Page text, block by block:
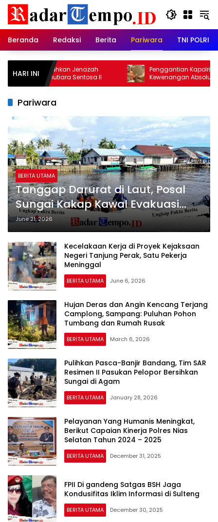
Skip
content
Beranda
Redaksi Berita Pariwara TNI POLRI
HARI INI
Serahkan Jenazah
Mutiara Sentosa II
Penggantian Kapolri Merupakan
Kewenangan Absolut Presiden, Prof
Juanda: Jangan Sampai
Pariwara
BERITA UTAMA
Tanggap Darurat di Laut, Posal
Sungai Kakap Kawal Evakuasi
Korban Kecelakaan Kapal
June 21, 2026
Kecelakaan Kerja di Proyek Kejaksaan
Negeri Tanjung Perak, Satu Pekerja
Meninggal
BERITA UTAMA June 6, 2026
Hujan Deras dan Angin Kencang Terjang
Camplong, Sampang: Puluhan Pohon
Tumbang dan Rumah Rusak
BERITA UTAMA March 6, 2026
Pulihkan Pasca-Banjir Bandang, Tim SAR
Resimen II Pasukan Pelopor Bersihkan
Sungai di Agam
BERITA UTAMA January 28, 2026
Pelayanan Yang Humanis Meningkat,
Berikut Capaian Kinerja Polres Nias
Selatan Tahun 2024 – 2025
BERITA UTAMA December 31, 2025
FPII Di gandeng Satgas BSH Jaga
Kondusifitas Iklim Informasi di Sulteng
BERITA UTAMA December 30, 2025